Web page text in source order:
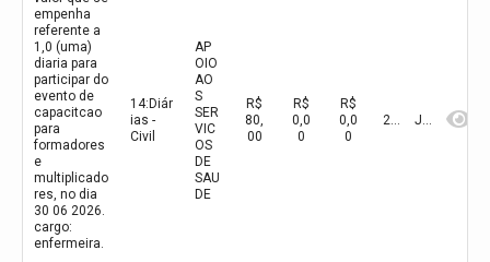
empenha
referente a
1,0 (uma)
diaria para
participar do
evento de
capacitcao
para
formadores
e
multiplicado
res, no dia
30 06 2026.
cargo:
enfermeira.
14:Diár
ias -
Civil
AP
OIO
AO
S
SER
VIC
OS
DE
SAU
DE
R$
80,
00
R$
0,0
0
R$
0,0
0
2026 Junho